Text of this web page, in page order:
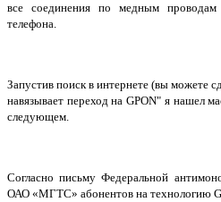
все соединения по медным
телефона.
Запустив поиск в интернете (вы можете
навязывает переход на GPON" я нашел
следующем.
Согласно письму Федеральной
ОАО «МГТС» абонентов на технологию